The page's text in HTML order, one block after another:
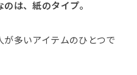
は、紙のタイプ。
多いアイテムのひとつで